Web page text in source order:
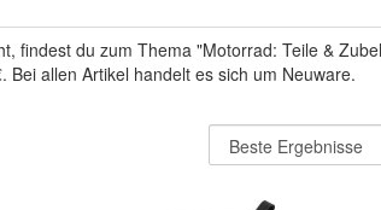
findest du zum Thema "Motorrad: Teile &
allen Artikel handelt es sich um Neuware.